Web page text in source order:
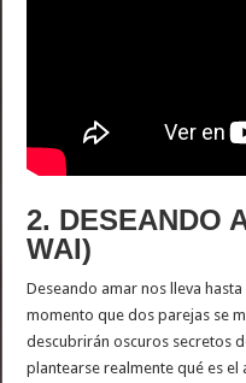
2. DESEANDO
WAI)
Deseando amar nos lleva
momento que dos parejas se
descubrirán oscuros secretos
plantearse realmente qué es el